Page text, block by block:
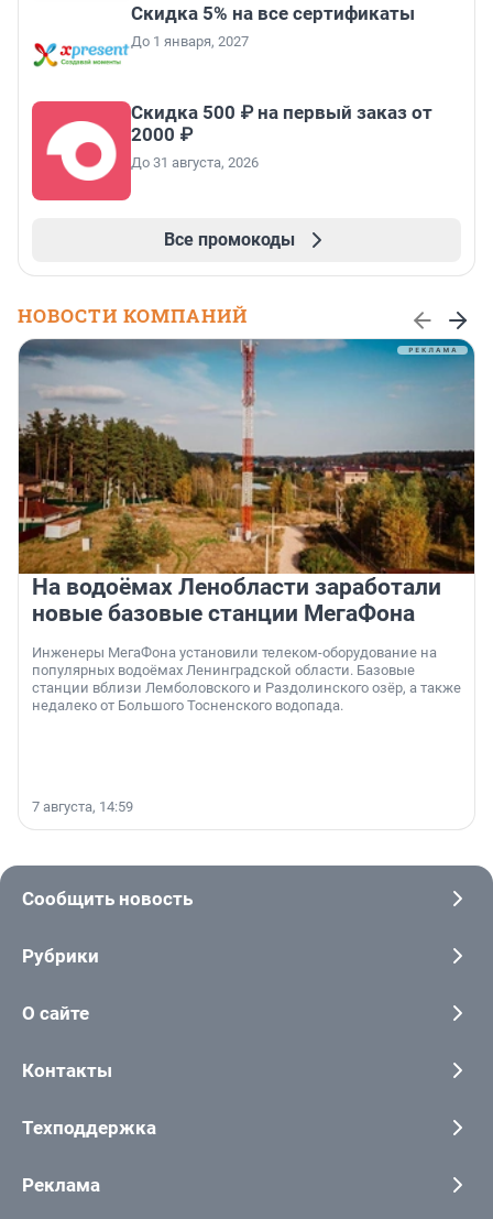
Скидка 5% на все сертификаты
До 1 января, 2027
Скидка 500 ₽ на первый заказ от
2000 ₽
До 31 августа, 2026
Все промокоды
НОВОСТИ КОМПАНИЙ
На водоёмах Ленобласти заработали
новые базовые станции МегаФона
Инженеры МегаФона установили телеком-оборудование на
популярных водоёмах Ленинградской области. Базовые
станции вблизи Лемболовского и Раздолинского озёр, а также
недалеко от Большого Тосненского водопада.
7 августа, 14:59
Сообщить новость
Рубрики
О сайте
Контакты
Техподдержка
Реклама